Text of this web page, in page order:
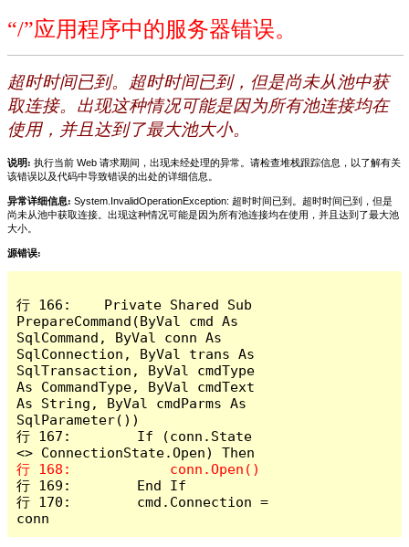
“/”应用程序中的服务器错误。
超时时间已到。超时时间已到，但是尚未从池中获
取连接。出现这种情况可能是因为所有池连接均在
使用，并且达到了最大池大小。
说明: 执行当前 Web 请求期间，出现未经处理的异常。请检查堆栈跟踪信息，以了解有关
该错误以及代码中导致错误的出处的详细信息。
异常详细信息: System.InvalidOperationException: 超时时间已到。超时时间已到，但是
尚未从池中获取连接。出现这种情况可能是因为所有池连接均在使用，并且达到了最大池
大小。
源错误:
行 166:    Private Shared Sub
PrepareCommand(ByVal cmd As
SqlCommand, ByVal conn As
SqlConnection, ByVal trans As
SqlTransaction, ByVal cmdType
As CommandType, ByVal cmdText
As String, ByVal cmdParms As
SqlParameter())
行 167:        If (conn.State
行 169:        End If
行 170:        cmd.Connection =
conn